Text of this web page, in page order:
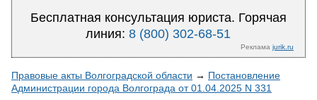
Бесплатная консультация юриста. Горячая
линия:8 (800) 302-68-51
Реклама jurik.ru
Правовые акты Волгоградской области → Постановление
Администрации города Волгограда от 01.04.2025 N 331